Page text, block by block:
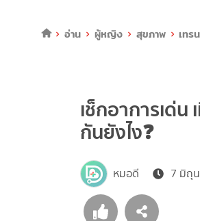
อ่าน ผู้หญิง สุขภาพ เทร
เช็กอาการเด่
กันยังไง❓
หมอดี 7 มิถุ